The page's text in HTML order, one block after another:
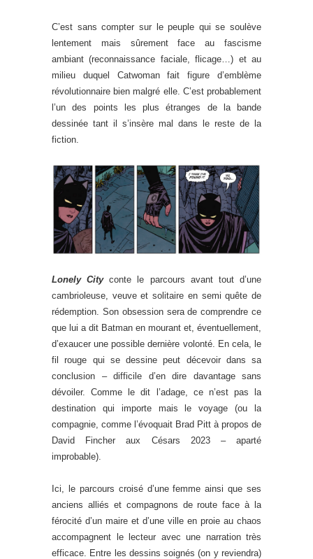
C’est sans compter sur le peuple qui se soulève
lentement mais sûrement face au fascisme
ambiant (reconnaissance faciale, flicage…) et au
milieu duquel Catwoman fait figure d’emblème
révolutionnaire bien malgré elle. C’est probablement
l’un des points les plus étranges de la bande
dessinée tant il s’insère mal dans le reste de la
fiction.
Lonely Cityconte le parcours avant tout d’une
cambrioleuse, veuve et solitaire en semi quête de
rédemption. Son obsession sera de comprendre ce
que lui a dit Batman en mourant et, éventuellement,
d’exaucer une possible dernière volonté. En cela, le
fil rouge qui se dessine peut décevoir dans sa
conclusion – difficile d’en dire davantage sans
dévoiler. Comme le dit l’adage, ce n’est pas la
destination qui importe mais le voyage (ou la
compagnie, comme l’évoquait Brad Pitt à propos de
David Fincher aux Césars 2023 – aparté
improbable).
Ici, le parcours croisé d’une femme ainsi que ses
anciens alliés et compagnons de route face à la
férocité d’un maire et d’une ville en proie au chaos
accompagnent le lecteur avec une narration très
efficace. Entre les dessins soignés (on y reviendra)